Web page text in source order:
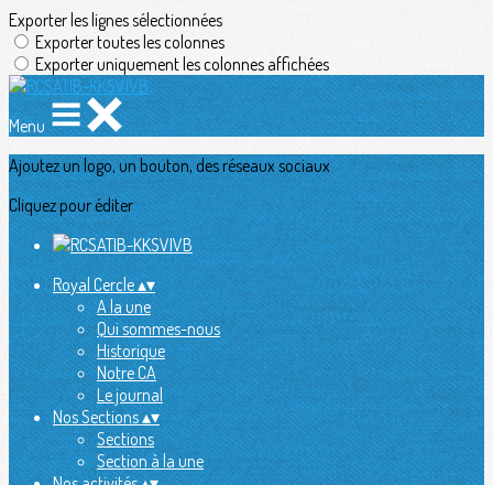
Exporter les lignes sélectionnées
Exporter toutes les colonnes
Exporter uniquement les colonnes affichées
Menu
Ajoutez un logo, un bouton, des réseaux sociaux
Cliquez pour éditer
Royal Cercle▴▾
A la une
Qui sommes-nous
Historique
Notre CA
Le journal
Nos Sections▴▾
Sections
Section à la une